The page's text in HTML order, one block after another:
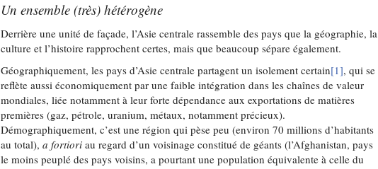
Un ensemble (très) hétérogène
Derrière une unité de façade, l’Asie centrale rassemble des pays que la géographie, la
culture et l’histoire rapprochent certes, mais que beaucoup sépare également.
Géographiquement, les pays d’Asie centrale partagent un isolement certain[1], qui se
reflète aussi économiquement par une faible intégration dans les chaînes de valeur
mondiales, liée notamment à leur forte dépendance aux exportations de matières
premières (gaz, pétrole, uranium, métaux, notamment précieux).
Démographiquement, c’est une région qui pèse peu (environ 70 millions d’habitants
au total),a fortiori au regard d’un voisinage constitué de géants (l’Afghanistan, pays
le moins peuplé des pays voisins, a pourtant une population équivalente à celle du